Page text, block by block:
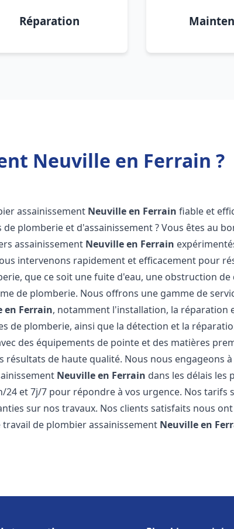
Réparation
Neuville en Ferrain ?
assainissement Neuville en Ferrain fiable et
plomberie et d'assainissement ? Vous êtes au
assainissement Neuville en Ferrain
intervenons rapidement et efficacement pour
que ce soit une fuite d'eau, une obstruction de
de plomberie. Nous offrons une gamme de
en Ferrain, notamment l'installation, la réparation
de plomberie, ainsi que la détection et la
des équipements de pointe et des matières
de haute qualité. Nous nous engageons
Neuville en Ferrain dans les délais les
24 et 7j/7 pour répondre à vos urgence. Nos tarifs
sur nos travaux. Nos clients satisfaits nous
de plombier assainissement Neuville en